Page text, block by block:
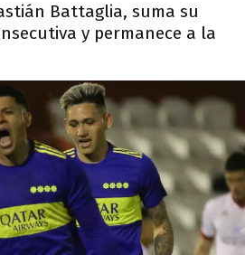
Battaglia, suma su
y permanece a la